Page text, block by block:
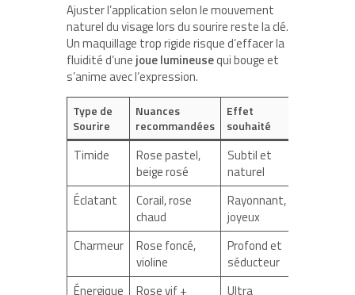
Ajuster l’application selon le mouvement
naturel du visage lors du sourire reste la clé.
Un maquillage trop rigide risque d’effacer la
fluidité d’une joue lumineusequi bouge et
s’anime avec l’expression.
Type de
Sourire
Nuances
recommandées
Effet
souhaité
Timide
Rose pastel,
beige rosé
Subtil et
naturel
Éclatant
Corail, rose
chaud
Rayonnant,
joyeux
Charmeur
Rose foncé,
violine
Profond et
séducteur
Énergique
Rose vif + Ultra